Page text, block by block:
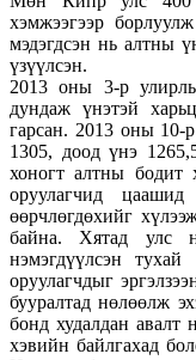
хэмжээгээр
мэдэгдсэн нь алтны
үзүүлсэн.
2013 оны 3-р
дундаж үнэтэй
гарсан. 2013 оны 10-
1305, доод үнэ
хоногт алтны бодит
оруулагчид
өөрчлөгдөхийг
байна. Хятад улс
нэмэгдүүлсэн
оруулагчдыг
бууралтад нөлөөлж
бонд худалдан авалт
хэвийн байлгахад